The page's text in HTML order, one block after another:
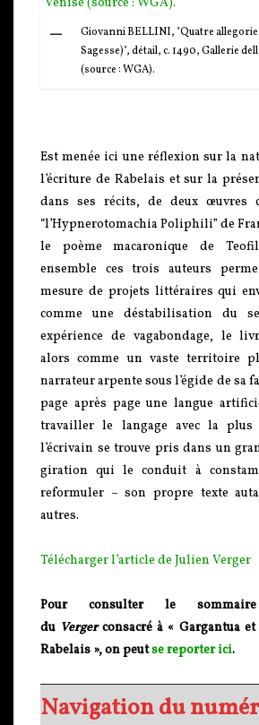
Giovanni BELLINI, "Quatre
Sagesse)", détail, c. 1490, Gallerie
(source : WGA).
Est menée ici une réflexion sur la
l’écriture de Rabelais et sur la
dans ses récits, de deux œuvres
“l’Hypnerotomachia Poliphili” de
le poème macaronique de
ensemble ces trois auteurs
mesure de projets littéraires qui
comme une déstabilisation du
expérience de vagabondage, le
alors comme un vaste territoire
narrateur arpente sous l’égide de sa
page après page une langue
travailler le langage avec la plus
l’écrivain se trouve pris dans un
giration qui le conduit à
reformuler – son propre texte
autres.
Télécharger l’article de Julien Verger
Pour consulter le
du Vergerconsacré à « Gargantua
Rabelais », on peutse reporter ici.
Navigation du